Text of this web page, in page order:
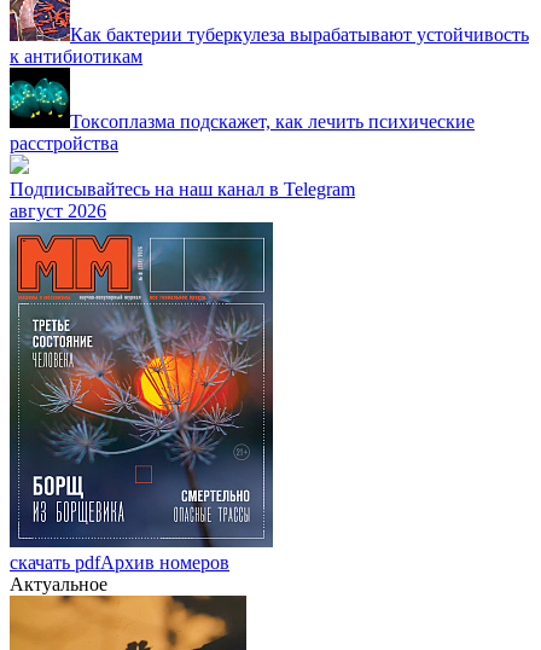
Как бактерии туберкулеза вырабатывают устойчивость
к антибиотикам
Токсоплазма подскажет, как лечить психические
расстройства
Подписывайтесь на наш канал в Telegram
август 2026
скачать pdfАрхив номеров
Актуальное